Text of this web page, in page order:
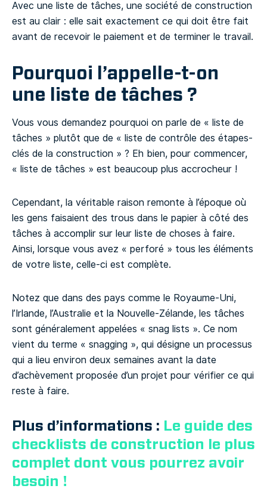
Avec une liste de tâches, une société de construction
est au clair : elle sait exactement ce qui doit être fait
avant de recevoir le paiement et de terminer le travail.
Pourquoi l’appelle-t-on
une liste de tâches ?
Vous vous demandez pourquoi on parle de « liste de
tâches » plutôt que de « liste de contrôle des étapes-
clés de la construction » ? Eh bien, pour commencer,
« liste de tâches » est beaucoup plus accrocheur !
Cependant, la véritable raison remonte à l’époque où
les gens faisaient des trous dans le papier à côté des
tâches à accomplir sur leur liste de choses à faire.
Ainsi, lorsque vous avez « perforé » tous les éléments
de votre liste, celle-ci est complète.
Notez que dans des pays comme le Royaume-Uni,
l’Irlande, l’Australie et la Nouvelle-Zélande, les tâches
sont généralement appelées « snag lists ». Ce nom
vient du terme « snagging », qui désigne un processus
qui a lieu environ deux semaines avant la date
d’achèvement proposée d’un projet pour vérifier ce qui
reste à faire.
Plus d’informations : Le guide des
checklists de construction le plus
complet dont vous pourrez avoir
besoin !